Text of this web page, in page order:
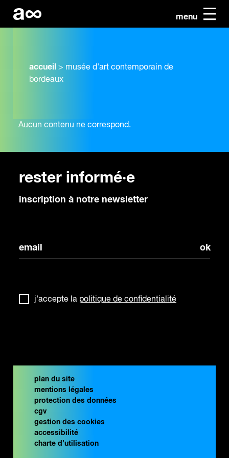
menu
accueil > musée d'art contemporain de
bordeaux
Aucun contenu ne correspond.
rester informé·e
inscription à notre newsletter
j'accepte la politique de confidentialité
plan du site
mentions légales
protection des données
cgv
gestion des cookies
accessibilité
charte d’utilisation